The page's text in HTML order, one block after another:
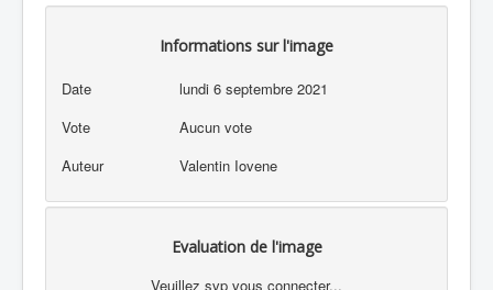
Informations sur l'image
Date
lundi 6 septembre 2021
Vote
Aucun vote
Auteur
Valentin Iovene
Evaluation de l'image
Veuillez svp vous connecter...